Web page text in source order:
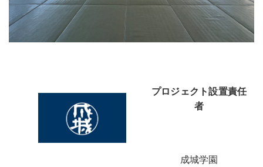
プロジェクト設置責任
者
成城学園